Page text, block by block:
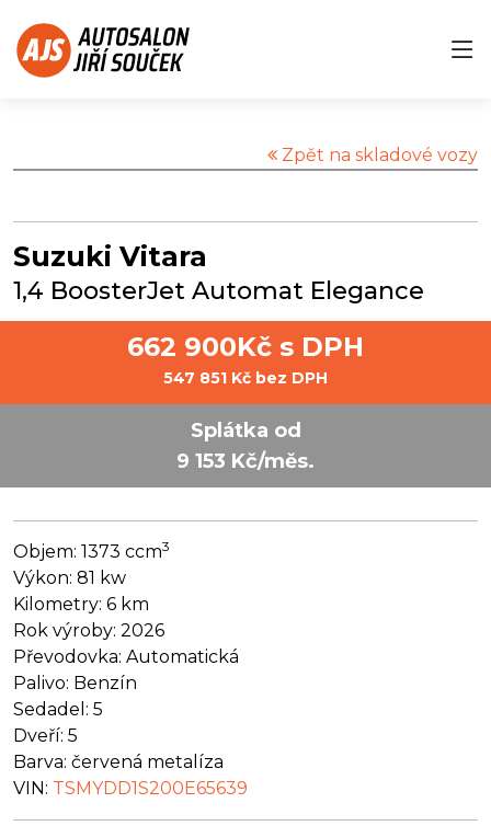
Zpět na skladové vozy
Suzuki Vitara
1,4 BoosterJet Automat Elegance
662 900Kč s DPH
547 851 Kč bez DPH
Splátka od
9 153 Kč/měs.
Objem: 1373 ccm3
Výkon: 81 kw
Kilometry: 6 km
Rok výroby: 2026
Převodovka: Automatická
Palivo: Benzín
Sedadel: 5
Dveří: 5
Barva: červená metalíza
VIN: TSMYDD1S200E65639